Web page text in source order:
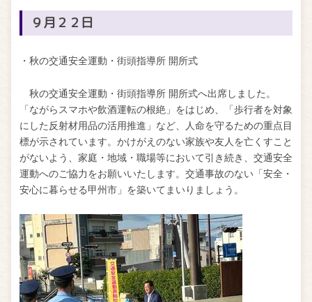
９月２２日
・秋の交通安全運動・街頭指導所 開所式
秋の交通安全運動・街頭指導所 開所式へ出席しました。
「ながらスマホや飲酒運転の根絶」をはじめ、「歩行者を対象
にした反射材用品の活用推進」など、人命を守るための重点目
標が示されています。かけがえのない家族や友人を亡くすこと
がないよう、家庭・地域・職場等において引き続き、交通安全
運動へのご協力をお願いいたします。交通事故のない「安全・
安心に暮らせる甲州市」を築いてまいりましょう。